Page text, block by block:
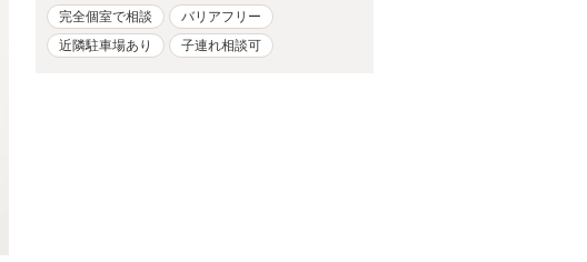
完全個室で相談
バリアフリー
近隣駐車場あり
子連れ相談可